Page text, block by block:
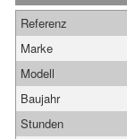
Referenz
Marke
Modell
Baujahr
Stunden